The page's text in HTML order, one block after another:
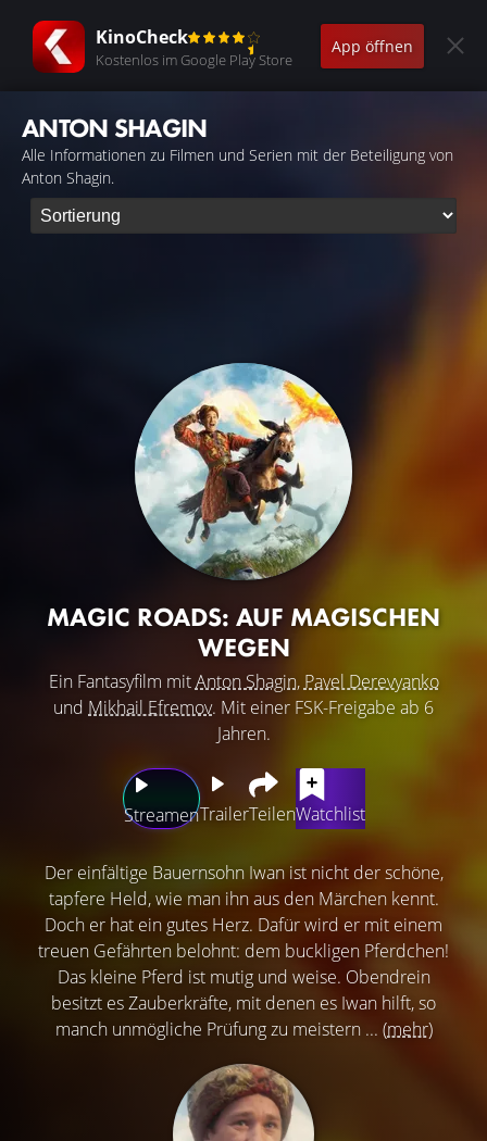
KinoCheck
Kostenlos im Google Play Store
App öffnen
ANTON SHAGIN
Alle Informationen zu Filmen und Serien mit der Beteiligung von
Anton Shagin.
MAGIC ROADS: AUF MAGISCHEN
WEGEN
Ein Fantasyfilm mitAnton Shagin, Pavel Derevyanko
und Mikhail Efremov. Mit einer FSK-Freigabe ab 6
Jahren.
StreamenTrailerTeilenWatchlist
Der einfältige Bauernsohn Iwan ist nicht der schöne,
tapfere Held, wie man ihn aus den Märchen kennt.
Doch er hat ein gutes Herz. Dafür wird er mit einem
treuen Gefährten belohnt: dem buckligen Pferdchen!
Das kleine Pferd ist mutig und weise. Obendrein
besitzt es Zauberkräfte, mit denen es Iwan hilft, so
manch unmögliche Prüfung zu meistern ... (mehr)